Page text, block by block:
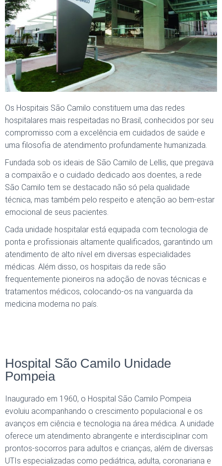
Os Hospitais São Camilo constituem uma das redes
hospitalares mais respeitadas no Brasil, conhecidos por seu
compromisso com a excelência em cuidados de saúde e
uma filosofia de atendimento profundamente humanizada.
Fundada sob os ideais de São Camilo de Lellis, que pregava
a compaixão e o cuidado dedicado aos doentes, a rede
São Camilo tem se destacado não só pela qualidade
técnica, mas também pelo respeito e atenção ao bem-estar
emocional de seus pacientes.
Cada unidade hospitalar está equipada com tecnologia de
ponta e profissionais altamente qualificados, garantindo um
atendimento de alto nível em diversas especialidades
médicas. Além disso, os hospitais da rede são
frequentemente pioneiros na adoção de novas técnicas e
tratamentos médicos, colocando-os na vanguarda da
medicina moderna no país.
Hospital São Camilo Unidade
Pompeia
Inaugurado em 1960, o Hospital São Camilo Pompeia
evoluiu acompanhando o crescimento populacional e os
avanços em ciência e tecnologia na área médica. A unidade
oferece um atendimento abrangente e interdisciplinar com
prontos-socorros para adultos e crianças, além de diversas
UTIs especializadas como pediátrica, adulta, coronariana e